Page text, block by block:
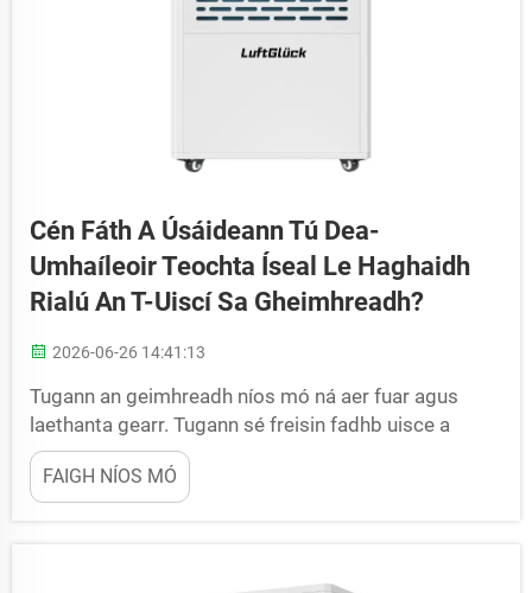
Cén Fáth A Úsáideann Tú Dea-
Umhaíleoir Teochta Íseal Le Haghaidh
Rialú An T-Uiscí Sa Gheimhreadh?
2026-06-26 14:41:13
Tugann an geimhreadh níos mó ná aer fuar agus
laethanta gearr. Tugann sé freisin fadhb uisce a
bheith i bhfad ró-mhór a d’fhéadfadh go mbeidh sé
ar iarraidh ar oinigh thithe, bainistírithe áiseanna,
agus oibrithe tionsclaíocha. Tá dehumidifier teochta
FAIGH NÍOS MÓ